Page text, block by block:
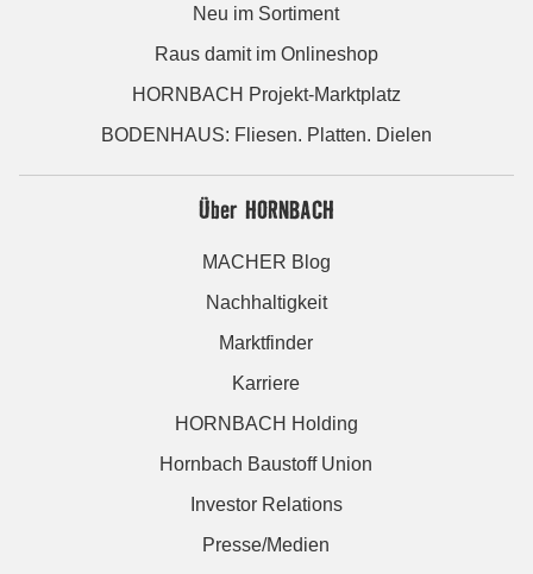
Neu im Sortiment
Raus damit im Onlineshop
HORNBACH Projekt-Marktplatz
BODENHAUS: Fliesen. Platten. Dielen
Über HORNBACH
MACHER Blog
Nachhaltigkeit
Marktfinder
Karriere
HORNBACH Holding
Hornbach Baustoff Union
Investor Relations
Presse/Medien